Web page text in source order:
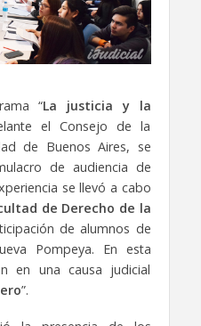
“La justicia y la
el Consejo de la
de Buenos Aires, se
de audiencia de
se llevó a cabo
de Derecho de la
de alumnos de
Pompeya. En esta
en una causa judicial
”.